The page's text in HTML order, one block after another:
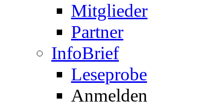
Mitglieder
Partner
InfoBrief
Leseprobe
Anmelden